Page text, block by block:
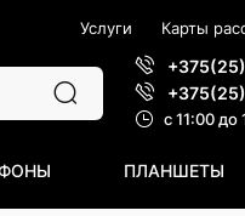
Услуги Карты
c 11:00 до
ПЛАНШЕТЫ